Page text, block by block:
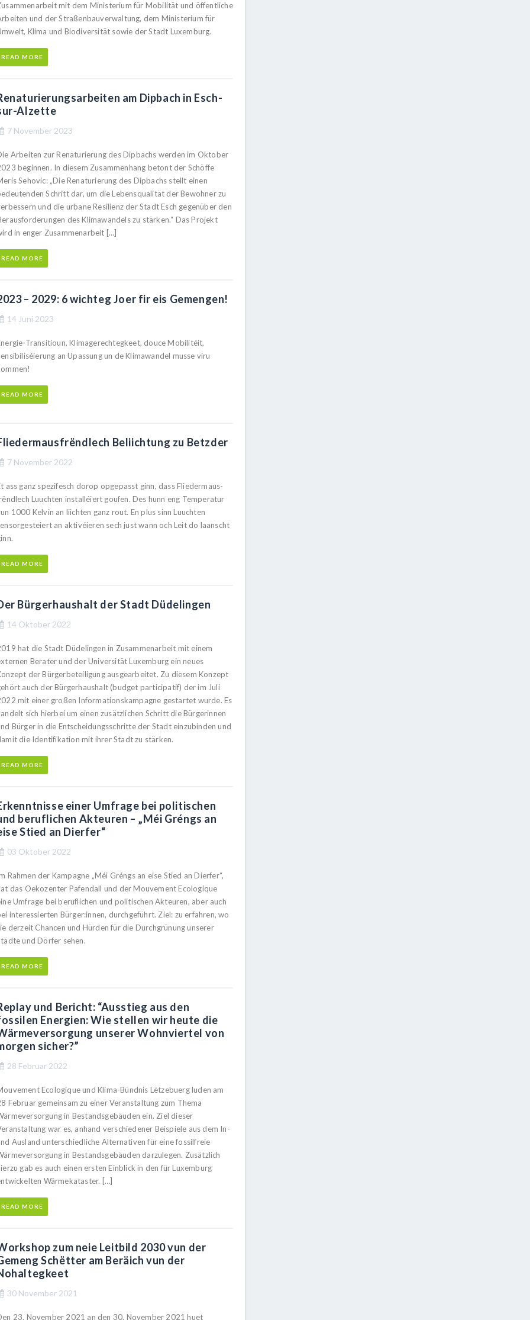
mit dem Ministerium für Mobilität und öffentliche
und der Straßenbauverwaltung, dem Ministerium für
Klima und Biodiversität sowie der Stadt Luxemburg.
READ MORE
am Dipbach in Esch-
Alzette
7 November 2023
Arbeiten zur Renaturierung des Dipbachs werden im Oktober
beginnen. In diesem Zusammenhang betont der Schöffe
Sehovic: „Die Renaturierung des Dipbachs stellt einen
Schritt dar, um die Lebensqualität der Bewohner zu
und die urbane Resilienz der Stadt Esch gegenüber den
des Klimawandels zu stärken.“ Das Projekt
in enger Zusammenarbeit […]
READ MORE
– 2029: 6 wichteg Joer fir eis Gemengen!
14 Juni 2023
Transitioun, Klimagerechtegkeet, douce Mobilitéit,
an Upassung un de Klimawandel musse viru
READ MORE
Beliichtung zu Betzder
7 November 2022
ass ganz spezifesch dorop opgepasst ginn, dass Fliedermaus-
Luuchten installéiert goufen. Des hunn eng Temperatur
1000 Kelvin an liichten ganz rout. En plus sinn Luuchten
an aktivéieren sech just wann och Leit do laanscht
READ MORE
Bürgerhaushalt der Stadt Düdelingen
14 Oktober 2022
hat die Stadt Düdelingen in Zusammenarbeit mit einem
Berater und der Universität Luxemburg ein neues
der Bürgerbeteiligung ausgearbeitet. Zu diesem Konzept
auch der Bürgerhaushalt (budget participatif) der im Juli
mit einer großen Informationskampagne gestartet wurde. Es
sich hierbei um einen zusätzlichen Schritt die Bürgerinnen
Bürger in die Entscheidungsschritte der Stadt einzubinden und
die Identifikation mit ihrer Stadt zu stärken.
READ MORE
einer Umfrage bei politischen
beruflichen Akteuren – „Méi Gréngs an
Stied an Dierfer“
03 Oktober 2022
Rahmen der Kampagne „Méi Gréngs an eise Stied an Dierfer“,
das Oekozenter Pafendall und der Mouvement Ecologique
Umfrage bei beruflichen und politischen Akteuren, aber auch
interessierten Bürger:innen, durchgeführt. Ziel: zu erfahren, wo
derzeit Chancen und Hürden für die Durchgrünung unserer
und Dörfer sehen.
READ MORE
und Bericht: “Ausstieg aus den
Energien: Wie stellen wir heute die
unserer Wohnviertel von
sicher?”
28 Februar 2022
Ecologique und Klima-Bündnis Lëtzebuerg luden am
Februar gemeinsam zu einer Veranstaltung zum Thema
in Bestandsgebäuden ein. Ziel dieser
war es, anhand verschiedener Beispiele aus dem In-
Ausland unterschiedliche Alternativen für eine fossilfreie
in Bestandsgebäuden darzulegen. Zusätzlich
gab es auch einen ersten Einblick in den für Luxemburg
Wärmekataster. […]
READ MORE
zum neie Leitbild 2030 vun der
Schëtter am Beräich vun der
30 November 2021
23. November 2021 an den 30. November 2021 huet